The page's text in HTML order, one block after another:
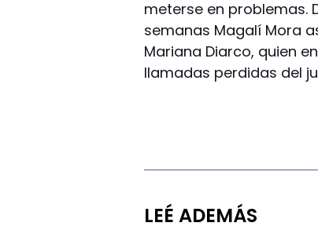
meterse en problemas.
semanas Magalí Mora
Mariana Diarco, quien
llamadas perdidas del
LEÉ ADEMÁS